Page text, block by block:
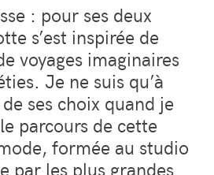
: pour ses deux
s’est inspirée de
voyages imaginaires
Je ne suis qu’à
ses choix quand je
parcours de cette
formée au studio
par les plus grandes